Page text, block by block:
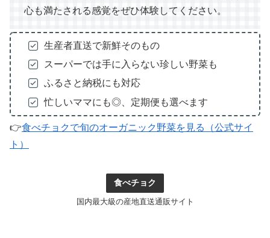
心も満たされる感覚をぜひ体験してください。
生産者直送で新鮮そのもの
スーパーでは手に入らない珍しい野菜も
ふるさと納税にも対応
忙しいママにも◎、定期便も選べます
👉食べチョクで旬のオーガニック野菜を見る（公式サイ
ト）
食べチョク
国内最大級の産地直送通販サイト